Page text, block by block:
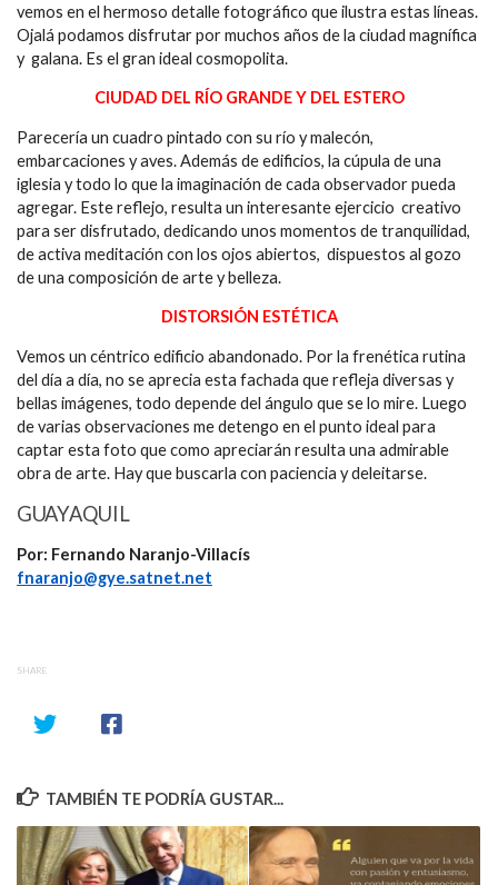
vemos en el hermoso detalle fotográfico que ilustra estas líneas.
Ojalá podamos disfrutar por muchos años de la ciudad magnífica
y galana. Es el gran ideal cosmopolita.
CIUDAD DEL RÍO GRANDE Y DEL ESTERO
Parecería un cuadro pintado con su río y malecón,
embarcaciones y aves. Además de edificios, la cúpula de una
iglesia y todo lo que la imaginación de cada observador pueda
agregar. Este reflejo, resulta un interesante ejercicio creativo
para ser disfrutado, dedicando unos momentos de tranquilidad,
de activa meditación con los ojos abiertos, dispuestos al gozo
de una composición de arte y belleza.
DISTORSIÓN ESTÉTICA
Vemos un céntrico edificio abandonado. Por la frenética rutina
del día a día, no se aprecia esta fachada que refleja diversas y
bellas imágenes, todo depende del ángulo que se lo mire. Luego
de varias observaciones me detengo en el punto ideal para
captar esta foto que como apreciarán resulta una admirable
obra de arte. Hay que buscarla con paciencia y deleitarse.
GUAYAQUIL
Por: Fernando Naranjo-Villacís
fnaranjo@gye.satnet.net
SHARE
TAMBIÉN TE PODRÍA GUSTAR...